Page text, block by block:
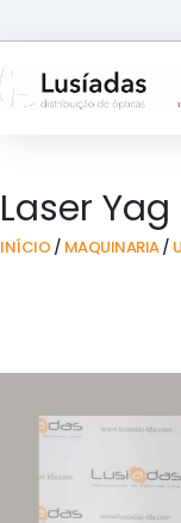
to
content
Laser
INÍCIO / MAQUINARIA/